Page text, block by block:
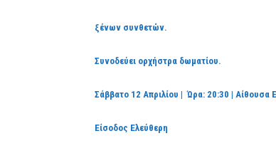
ξένων συνθετών.
Συνοδεύει ορχήστρα δωματίου.
Σάββατο 12 Απριλίου | Ώρα: 20:30 | Αίθουσα
Είσοδος Ελεύθερη